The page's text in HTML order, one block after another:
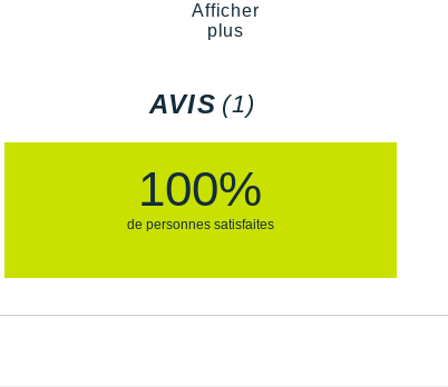
Afficher
plus
AVIS (1)
100%
de personnes satisfaites